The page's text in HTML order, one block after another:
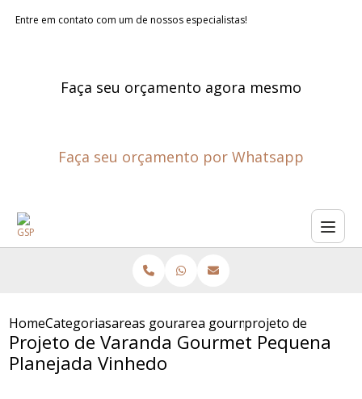
Entre em contato com um de nossos especialistas!
Faça seu orçamento agora mesmo
Faça seu orçamento por Whatsapp
HomeCategoriasareas gourmet planejadas
area gourmet pequena
projeto de
Projeto de Varanda Gourmet Pequena
Planejada Vinhedo